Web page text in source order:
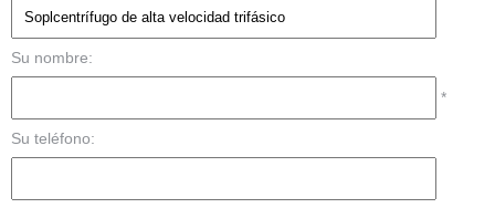
Su nombre:
*
Su teléfono: